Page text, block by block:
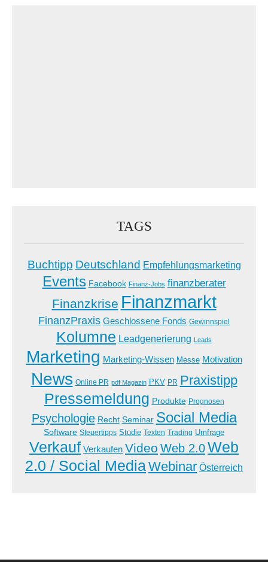
TAGS
Buchtipp Deutschland Empfehlungsmarketing
Events Facebook Finanz-Jobs finanzberater
Finanzkrise Finanzmarkt
FinanzPraxis Geschlossene Fonds Gewinnspiel
Kolumne Leadgenerierung Leads
Marketing Marketing-Wissen Messe Motivation
News Online PR pdf Magazin PKV PR Praxistipp
Pressemeldung Produkte Prognosen
Psychologie Recht Seminar Social Media
Software Steuertipps Studie Texten Trading Umfrage
Verkauf Verkaufen Video Web 2.0Web
2.0 / Social MediaWebinar Österreich